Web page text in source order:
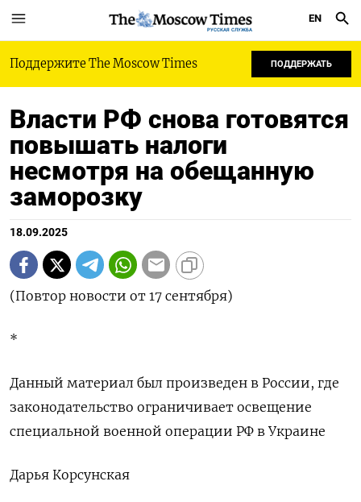
РУССКАЯ СЛУЖБА
EN
Поддержите The Moscow Times ПОДДЕРЖАТЬ
Власти РФ снова готовятся
повышать налоги
несмотря на обещанную
заморозку
18.09.2025
(Повтор новости от 17 сентября)
*
Данный материал был произведен в России, где
законодательство ограничивает освещение
специальной военной операции РФ в Украине
Дарья Корсунская